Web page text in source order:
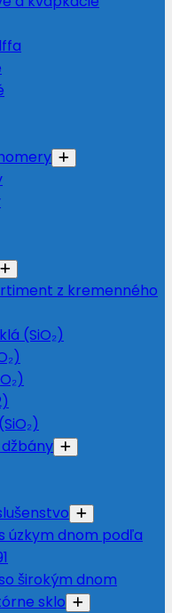
z kremenného
(SiO₂)
úzkym dnom podľa
širokým dnom
sklo